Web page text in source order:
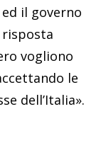
il governo
vogliono
le
dell’Italia».